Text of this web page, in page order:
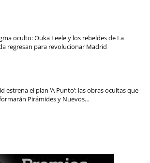
oculto: Ouka Leele y los rebeldes de La
regresan para revolucionar Madrid
estrena el plan ‘A Punto’: las obras ocultas que
Pirámides y Nuevos…